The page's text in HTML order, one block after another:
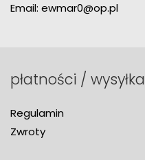
Email: ewmar0@op.pl
płatności / wysyłka
Regulamin
Zwroty